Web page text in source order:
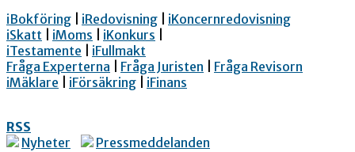
iBokföring
iRedovisning
iKoncernredovisning
iSkatt
iMoms iKonkurs
iTestamente
iFullmakt
Fråga Experterna
Fråga Juristen
Fråga Revisorn
iMäklare
iFörsäkring iFinans
RSS
Nyheter
Pressmeddelanden